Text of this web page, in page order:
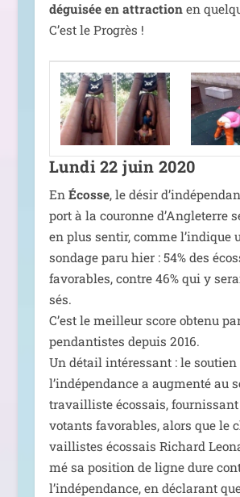
dégui­sée en attrac­tionen
C’est le Progrès !
Lundi 22 juin 2020
En Écosse, le désir
port à la cou­ronne d’Angleterre
en plus sen­tir, comme l’in­dique
son­dage paru hier : 54% des
favo­rables, contre 46% qui y
sés.
C’est le meilleur score obte­nu
pen­dan­tistes depuis 2016.
Un détail inté­res­sant : le sou­tien
l’indépendance a aug­men­té au
tra­vailliste écos­sais, four­nis­sant
votants favo­rables, alors que le
vaillistes écos­sais Richard
mé sa posi­tion de ligne dure
l’indépendance, en décla­rant